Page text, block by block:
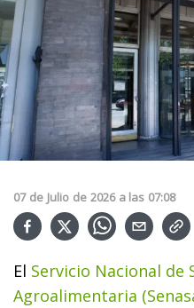
07 de Julio de 2026 a las 07:08
El Servicio Nacional de
Agroalimentaria